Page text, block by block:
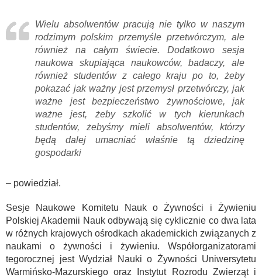
Wielu absolwentów pracują nie tylko w naszym
rodzimym polskim przemyśle przetwórczym, ale
również na całym świecie. Dodatkowo sesja
naukowa skupiająca naukowców, badaczy, ale
również studentów z całego kraju po to, żeby
pokazać jak ważny jest przemysł przetwórczy, jak
ważne jest bezpieczeństwo żywnościowe, jak
ważne jest, żeby szkolić w tych kierunkach
studentów, żebyśmy mieli absolwentów, którzy
będą dalej umacniać właśnie tą dziedzinę
gospodarki
– powiedział.
Sesje Naukowe Komitetu Nauk o Żywności i Żywieniu
Polskiej Akademii Nauk odbywają się cyklicznie co dwa lata
w różnych krajowych ośrodkach akademickich związanych z
naukami o żywności i żywieniu. Współorganizatorami
tegorocznej jest Wydział Nauki o Żywności Uniwersytetu
Warmińsko-Mazurskiego oraz Instytut Rozrodu Zwierząt i